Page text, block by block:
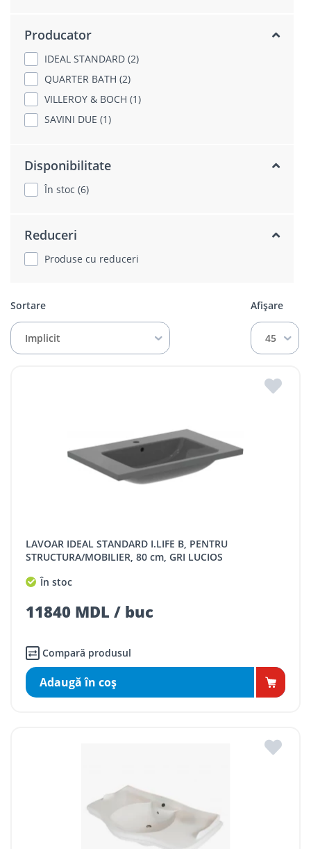
Producator
IDEAL STANDARD (2)
QUARTER BATH (2)
VILLEROY & BOCH (1)
SAVINI DUE (1)
Disponibilitate
În stoc (6)
Reduceri
Produse cu reduceri
Sortare
Implicit
Afișare
45
LAVOAR IDEAL STANDARD I.LIFE B, PENTRU
STRUCTURA/MOBILIER, 80 cm, GRI LUCIOS
În stoc
11840 MDL / buc
Compară produsul
Adaugă în coş